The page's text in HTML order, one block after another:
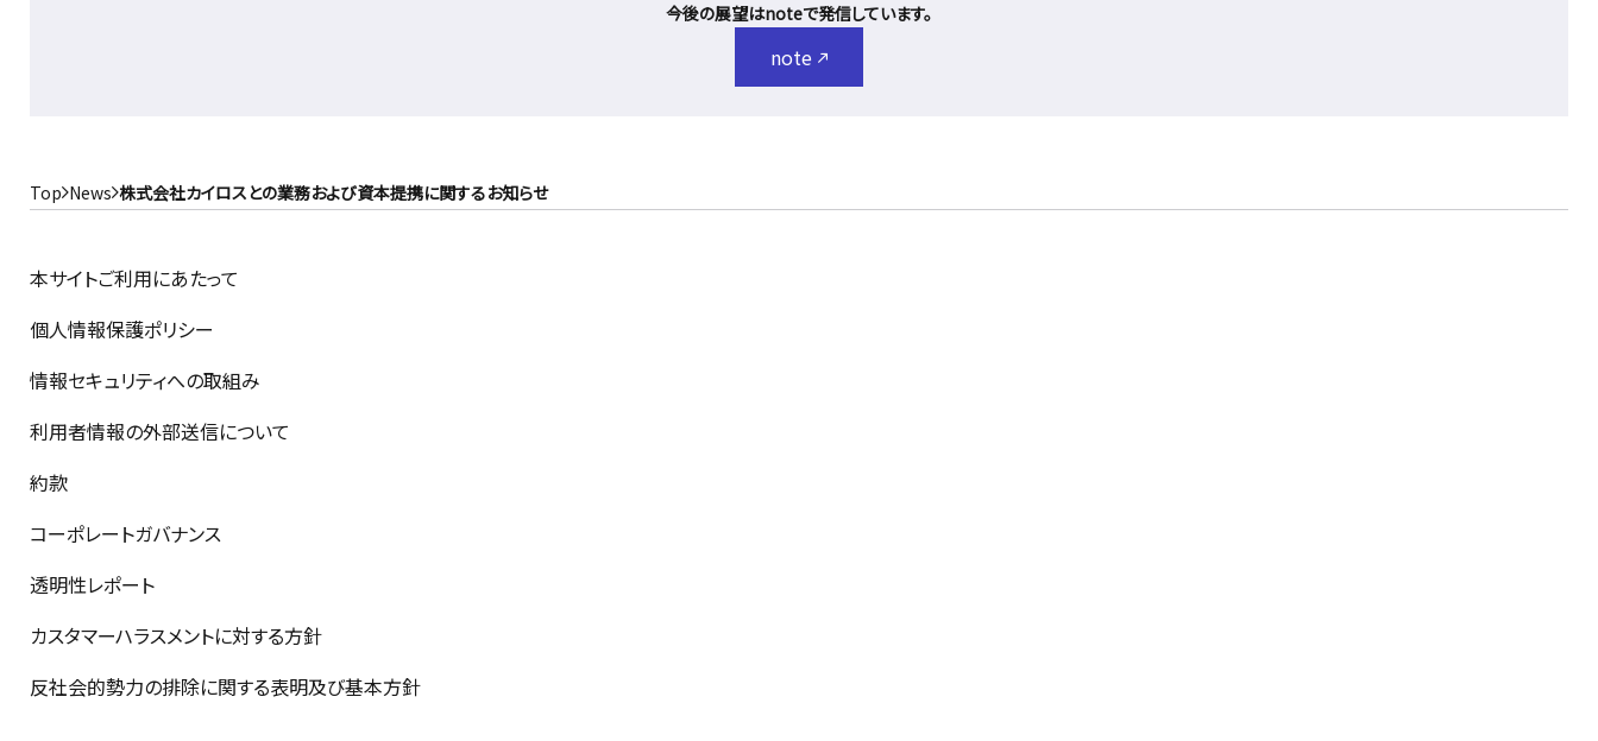
今後の展望はnoteで発信しています。
note
Top News 株式会社カイロスとの業務および資本提携に関するお知らせ
本サイトご利用にあたって
個人情報保護ポリシー
情報セキュリティへの取組み
利用者情報の外部送信について
約款
コーポレートガバナンス
透明性レポート
カスタマーハラスメントに対する方針
反社会的勢力の排除に関する表明及び基本方針